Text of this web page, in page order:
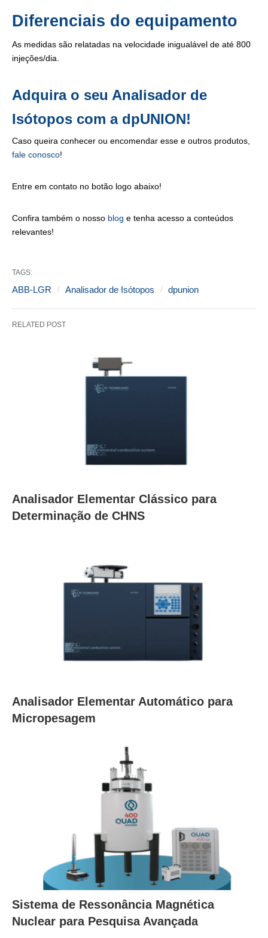
Diferenciais do equipamento
As medidas são relatadas na velocidade inigualável de até 800
injeções/dia.
Adquira o seu Analisador de
Isótopos com a dpUNION!
Caso queira conhecer ou encomendar esse e outros produtos,
fale conosco!
Entre em contato no botão logo abaixo!
Confira também o nosso blog e tenha acesso a conteúdos
relevantes!
TAGS:
ABB-LGR Analisador de Isótopos dpunion
RELATED POST
Analisador Elementar Clássico para
Determinação de CHNS
Analisador Elementar Automático para
Micropesagem
Sistema de Ressonância Magnética
Nuclear para Pesquisa Avançada